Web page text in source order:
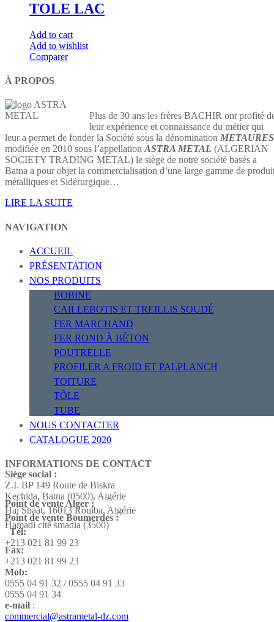
TOLE LAC
Add to cart
Add to wishlist
Comparer
À PROPOS
Plus de 30 ans les frères BACHIR ont profité
leur expérience et connaissance du métier qui
leur a permet de fonder la Société sous la dénomination METAURES
modifiée en 2010 sous l’appellationASTRA METAL (ALGERIAN
SOCIETY TRADING METAL) le siège de notre société basés a
Batna a pour objet la commercialisation d’une large gamme de
métalliques et Sidérurgique…
LIRE LA SUITE
NAVIGATION
ACCUEIL
PRÉSENTATION
NOS PRODUITS
BOBINE
CAILLEBOTIS ET TREILLIS SOUDÉ
FER MARCHAND
FER ROND À BÉTON
POUTRELLE
PROFILER A FROID ET PALPLANCH
TOITURE
TÔLE
TUBE
NOUS CONTACTER
CATALOGUE 2020
INFORMATIONS DE CONTACT
Siège social :
Z.I. BP 149 Route de Biskra
Kechida, Batna (0500), Algérie
Point de vente Alger :
Hai Sbaât, 16013 Rouiba, Algérie
Point de vente Boumerdes :
Hamadi cité smadia (3500)
Tél:
+213 021 81 99 23
Fax:
+213 021 81 99 23
Mob:
0555 04 91 32 / 0555 04 91 33
0555 04 91 34
e-mail :
commercial@astrametal-dz.com